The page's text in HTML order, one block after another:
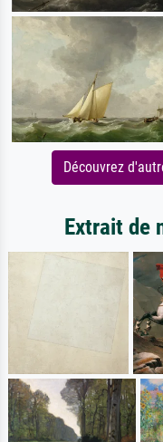
Découvrez
Extrait de